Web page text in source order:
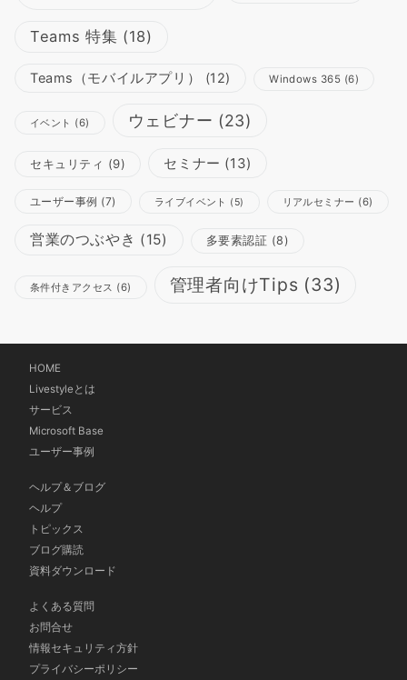
Teams 特集 (18)
Teams（モバイルアプリ） (12) Windows 365 (6)
イベント (6) ウェビナー (23)
セキュリティ (9) セミナー (13)
ユーザー事例 (7) ライブイベント (5) リアルセミナー (6)
営業のつぶやき (15) 多要素認証 (8)
条件付きアクセス (6) 管理者向けTips (33)
HOME
Livestyleとは
サービス
Microsoft Base
ユーザー事例
ヘルプ＆ブログ
ヘルプ
トピックス
ブログ購読
資料ダウンロード
よくある質問
お問合せ
情報セキュリティ方針
プライバシーポリシー